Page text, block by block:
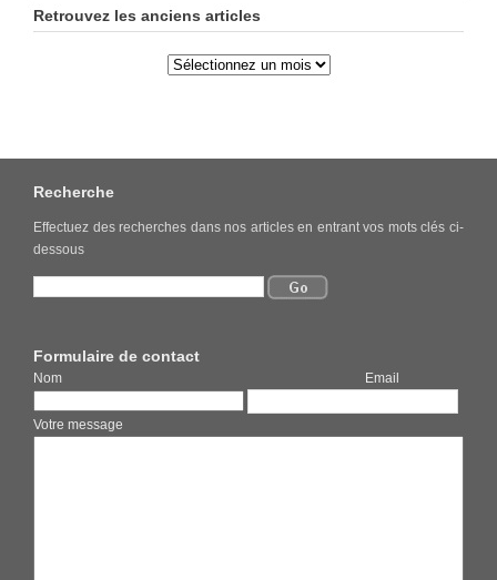
Retrouvez les anciens articles
Recherche
Effectuez des recherches dans nos articles en entrant vos mots clés ci-
dessous
Formulaire de contact
Nom Email
Votre message